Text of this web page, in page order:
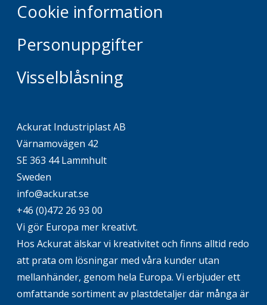
Cookie information
Personuppgifter
Visselblåsning
Ackurat Industriplast AB
Värnamovägen 42
SE 363 44 Lammhult
Sweden
info@ackurat.se
+46 (0)472 26 93 00
Vi gör Europa mer kreativt.
Hos Ackurat älskar vi kreativitet och finns alltid redo
att prata om lösningar med våra kunder utan
mellanhänder, genom hela Europa. Vi erbjuder ett
omfattande sortiment av plastdetaljer där många är